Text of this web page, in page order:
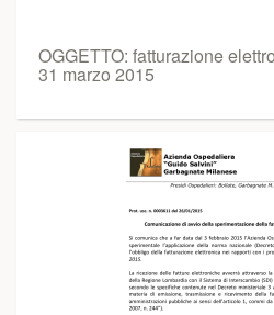
OGGETTO: fatturazione
31 marzo 2015